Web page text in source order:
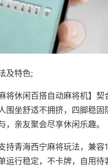
及特色;
将休闲百搭自动麻将机】
围坐舒适不拥挤，四脚稳固
，亲友聚会尽享休闲乐趣。
持青海西宁麻将玩法，兼
运行稳定，不卡牌，自用待